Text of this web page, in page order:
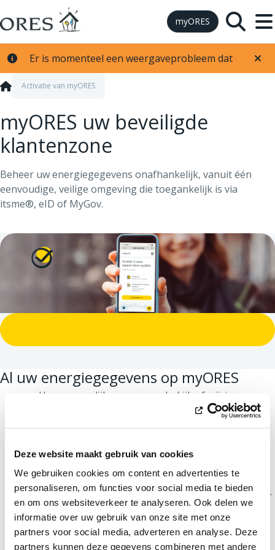
Deze website maakt gebruik van cookies
We gebruiken cookies om content en advertenties te
personaliseren, om functies voor social media te bieden
en om ons websiteverkeer te analyseren. Ook delen we
informatie over uw gebruik van onze site met onze
partners voor social media, adverteren en analyse. Deze
partners kunnen deze gegevens combineren met andere
Skip to Content
myORES
Er is momenteel een weergaveprobleem dat de
myORES uw beveiligde
klantenzone
Beheer uw energiegegevens onafhankelijk, vanuit één
eenvoudige, veilige omgeving die toegankelijk is via
itsme®, eID of MyGov.
Activatie van myORES
Al uw energiegegevens op myORES
Uw persoonlijke gegevens: bekijk of wijzig uw
Gegevens van uw installatie: raadpleeg het
meternummers en EAN-codes, beheer
toestemmingen...
Analyse van uw verbruik (als u een digitale meter
hebt): toegang tot uw verbruik en/of injectie,
ontvang maandelijkse rapporten, vergelijk
verbruiken, exporteer gegevens...